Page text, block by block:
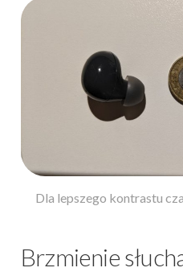
Dla lepszego kontrastu
Brzmienie